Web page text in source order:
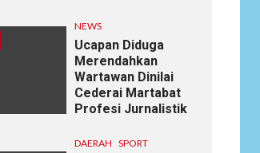
NEWS
Ucapan Diduga
Merendahkan
Wartawan Dinilai
Cederai Martabat
Profesi Jurnalistik
DAERAH SPORT